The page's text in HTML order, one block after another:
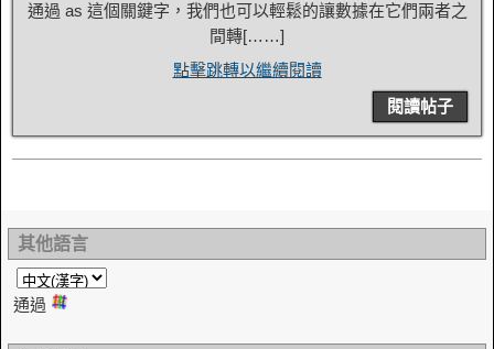
通過 as 這個關鍵字，我們也可以輕鬆的讓數據在它們兩者之
間轉[……]
點擊跳轉以繼續閱讀
閱讀帖子
其他語言
通過